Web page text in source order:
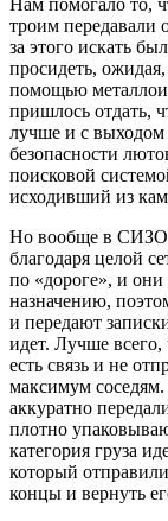
троим передавали
за этого искать
просидеть,
помощью
пришлось отдать,
лучше и с выходом
безопасности
поисковой
исходивший из
Но вообще в СИЗО
благодаря целой
по «дороге», и
назначению,
и передают
идет. Лучше всего,
есть связь и не
максимум
аккуратно
плотно
категория груза
который
концы и вернуть